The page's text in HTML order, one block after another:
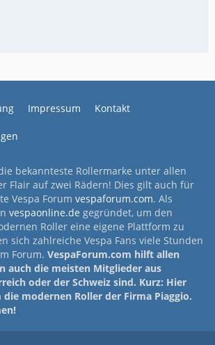
Impressum Kontakt
bekannteste Rollermarke unter allen
Flair auf zwei Rädern! Dies gilt auch für
Vespa Forum vespaforum.com. Als
vespaonline.de gegründet, um den
Roller eine eigene Plattform zu
sich zahlreiche Vespa Fans viele Stunden
Forum. VespaForum.com hilft allen
auch die meisten Mitglieder aus
oder der Schweiz sind. Kurz: Hier
modernen Roller der Firma Piaggio.